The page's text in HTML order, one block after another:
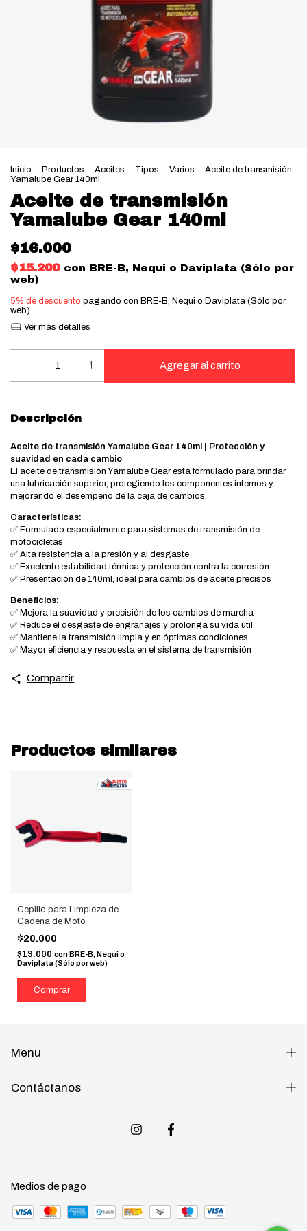
Inicio . Productos . Aceites . Tipos . Varios . Aceite de transmisión
Yamalube Gear 140ml
Aceite de transmisión
Yamalube Gear 140ml
$16.000
$15.200 con BRE-B, Nequi o Daviplata (Sólo por
web)
5% de descuento pagando con BRE-B, Nequi o Daviplata (Sólo por
web)
Ver más detalles
Descripción
Aceite de transmisión Yamalube Gear 140ml | Protección y
suavidad en cada cambio
El aceite de transmisión Yamalube Gear está formulado para brindar
una lubricación superior, protegiendo los componentes internos y
mejorando el desempeño de la caja de cambios.
Características:
✅ Formulado especialmente para sistemas de transmisión de
motocicletas
✅ Alta resistencia a la presión y al desgaste
✅ Excelente estabilidad térmica y protección contra la corrosión
✅ Presentación de 140ml, ideal para cambios de aceite precisos
Beneficios:
✅ Mejora la suavidad y precisión de los cambios de marcha
✅ Reduce el desgaste de engranajes y prolonga su vida útil
✅ Mantiene la transmisión limpia y en óptimas condiciones
✅ Mayor eficiencia y respuesta en el sistema de transmisión
Compartir
Productos similares
Cepillo para Limpieza de
Cadena de Moto
$20.000
$19.000 con BRE-B, Nequi o
Daviplata (Sólo por web)
Menu
Contáctanos
Medios de pago